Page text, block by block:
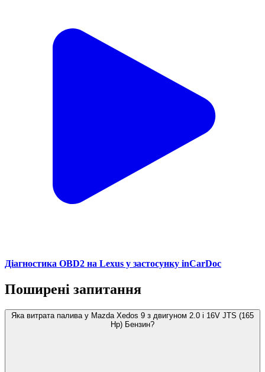
Діагностика OBD2 на Lexus у застосунку inCarDoc
Поширені запитання
Яка витрата палива у Mazda Xedos 9 з двигуном 2.0 i 16V JTS (165
Hp) Бензин?